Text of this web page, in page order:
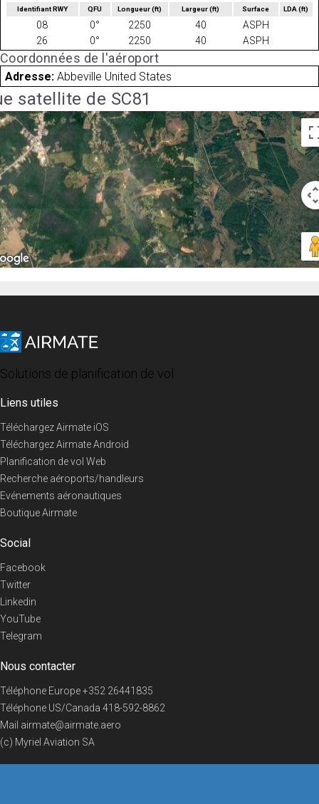
Identifiant RWY QFU Longueur(ft) Largeur(ft) Surface LDA(ft)
08 0° 2250 40
ASPH
26
0° 2250 40 ASPH
Coordonnées de l'aéroport
Adresse: Abbeville United States
satellite de SC81
Solutions de planification de vol
Liens utiles
Téléchargez Airmate iOS
Téléchargez Airmate Android
Planification de vol Web
Recherche aéroports/handleurs
Evénements aéronautiques
Boutique Airmate
Social
Facebook
Twitter
Linkedin
YouTube
Telegram
Nous contacter
Téléphone Europe+352 26441835
Téléphone US/Canada 418-592-8862
Mail airmate@airmate.aero
(c) Myriel Aviation SA